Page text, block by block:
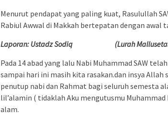
Menurut pendapat yang paling kuat, Rasulullah
Rabiul Awwal di Makkah bertepatan dengan awal
Laporan: Ustadz Sodiq (Lurah
Pada 14 abad yang lalu Nabi Muhammad SAW
sampai hari ini masih kita rasakan.dan insya
penutup nabi dan Rahmat bagi seluruh semesta
lil’alamin ( tidaklah Aku mengutusmu
alam.